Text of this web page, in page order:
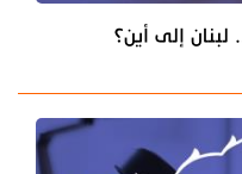
إلى أين؟